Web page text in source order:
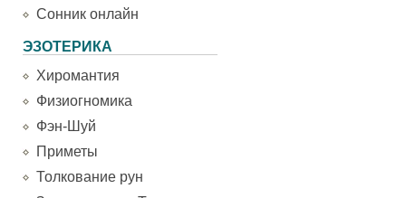
Сонник онлайн
ЭЗОТЕРИКА
Хиромантия
Физиогномика
Фэн-Шуй
Приметы
Толкование рун